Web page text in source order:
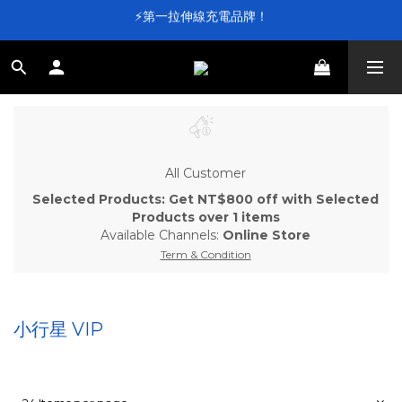
⚡第一拉伸線充電品牌！
⚡第一拉伸線充電品牌！
滿 $4,000 即享免運
⚡第一拉伸線充電品牌！
All Customer
Selected Products: Get NT$800 off with Selected
Products over 1 items
Available Channels: Online Store
Term & Condition
小行星 VIP